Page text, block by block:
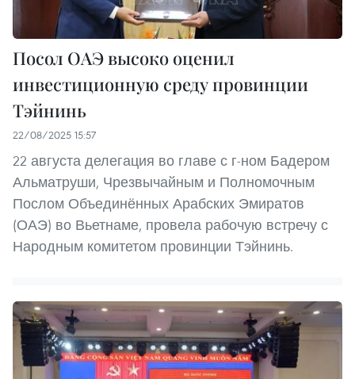
Посол ОАЭ высоко оценил
инвестиционную среду провинции
Тэйнинь
22/08/2025 15:57
22 августа делегация во главе с г-ном Бадером
Альматруши, Чрезвычайным и Полномочным
Послом Объединённых Арабских Эмиратов
(ОАЭ) во Вьетнаме, провела рабочую встречу с
Народным комитетом провинции Тэйнинь.